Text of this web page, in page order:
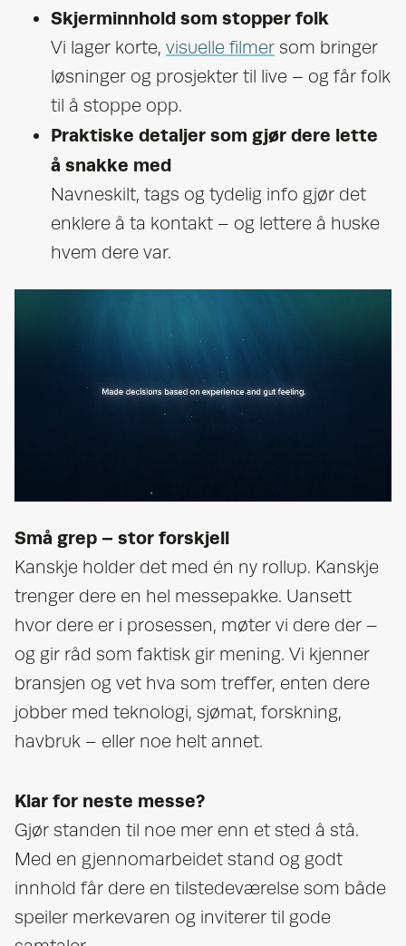
Skjerminnhold som stopper folk
Vi lager korte, visuelle filmer som bringer
løsninger og prosjekter til live – og får folk
til å stoppe opp.
Praktiske detaljer som gjør dere lette
å snakke med
Navneskilt, tags og tydelig info gjør det
enklere å ta kontakt – og lettere å huske
hvem dere var.
Små grep – stor forskjell
Kanskje holder det med én ny rollup. Kanskje
trenger dere en hel messepakke. Uansett
hvor dere er i prosessen, møter vi dere der –
og gir råd som faktisk gir mening. Vi kjenner
bransjen og vet hva som treffer, enten dere
jobber med teknologi, sjømat, forskning,
havbruk – eller noe helt annet.
Klar for neste messe?
Gjør standen til noe mer enn et sted å stå.
Med en gjennomarbeidet stand og godt
innhold får dere en tilstedeværelse som både
speiler merkevaren og inviterer til gode